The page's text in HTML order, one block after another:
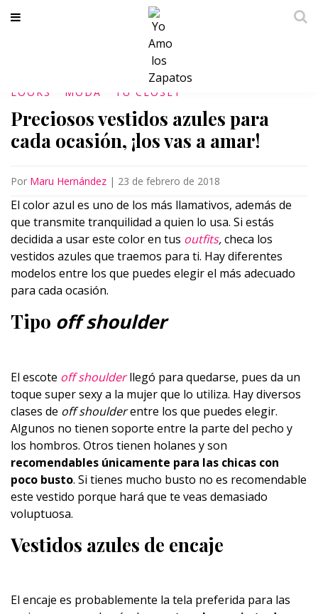
LOOKS MODA TU CLÓSET
Preciosos vestidos azules para
cada ocasión, ¡los vas a amar!
Por Maru Hernández | 23 de febrero de 2018
El color azul es uno de los más llamativos, además de
que transmite tranquilidad a quien lo usa. Si estás
decidida a usar este color en tus outfits,checa los
vestidos azules que traemos para ti. Hay diferentes
modelos entre los que puedes elegir el más adecuado
para cada ocasión.
Tipo off shoulder
El escote off shoulderllegó para quedarse, pues da un
toque super sexy a la mujer que lo utiliza. Hay diversos
clases de off shoulderentre los que puedes elegir.
Algunos no tienen soporte entre la parte del pecho y
los hombros. Otros tienen holanes y son
recomendables únicamente para las chicas con
poco busto. Si tienes mucho busto no es recomendable
este vestido porque hará que te veas demasiado
voluptuosa.
Vestidos azules de encaje
El encaje es probablemente la tela preferida para las